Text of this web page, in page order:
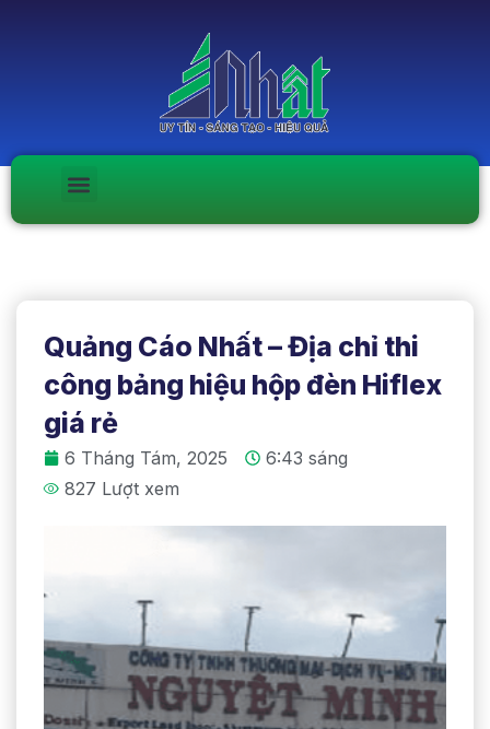
Quảng Cáo Nhất – Địa chỉ thi
công bảng hiệu hộp đèn Hiflex
giá rẻ
6 Tháng Tám, 2025
6:43 sáng
827 Lượt xem